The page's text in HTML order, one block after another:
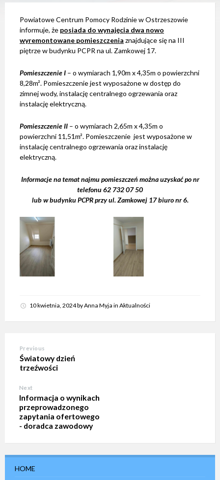
Powiatowe Centrum Pomocy Rodzinie w Ostrzeszowie
informuje, że posiada do wynajęcia dwa nowo
wyremontowane pomieszczenia znajdujące się na III
piętrze w budynku PCPR na ul. Zamkowej 17.
Pomieszczenie I – o wymiarach 1,90m x 4,35m o powierzchni
8,28m². Pomieszczenie jest wyposażone w dostęp do
zimnej wody, instalację centralnego ogrzewania oraz
instalację elektryczną.
Pomieszczenie II – o wymiarach 2,65m x 4,35m o
powierzchni 11,51m². Pomieszczenie jest wyposażone w
instalację centralnego ogrzewania oraz instalację
elektryczną.
Informacje na temat najmu pomieszczeń można uzyskać po nr
telefonu 62 732 07 50
lub w budynku PCPR przy ul. Zamkowej 17 biuro nr 6.
10 kwietnia, 2024byAnna Myja in Aktualności
Previous
Światowy dzień
trzeźwości
Next
Informacja o wynikach
przeprowadzonego
zapytania ofertowego
- doradca zawodowy
HOME